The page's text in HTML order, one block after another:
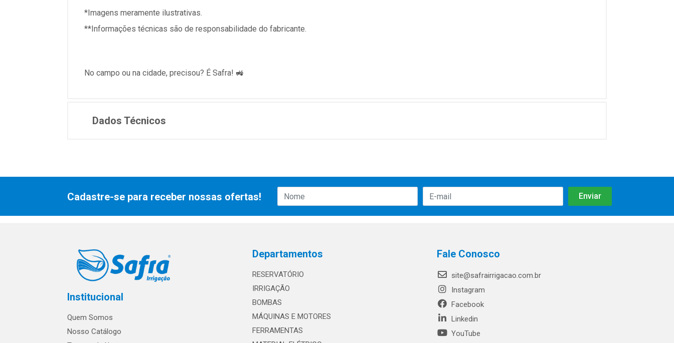
*Imagens meramente ilustrativas.
**Informações técnicas são de responsabilidade do fabricante.
No campo ou na cidade, precisou? É Safra! 🚜
Dados Técnicos
Cadastre-se para receber nossas ofertas!
Institucional
Quem Somos
Nosso Catálogo
Departamentos
RESERVATÓRIO
IRRIGAÇÃO
BOMBAS
MÁQUINAS E MOTORES
FERRAMENTAS
Fale Conosco
site@safrairrigacao.com.br
Instagram
Facebook
Linkedin
YouTube